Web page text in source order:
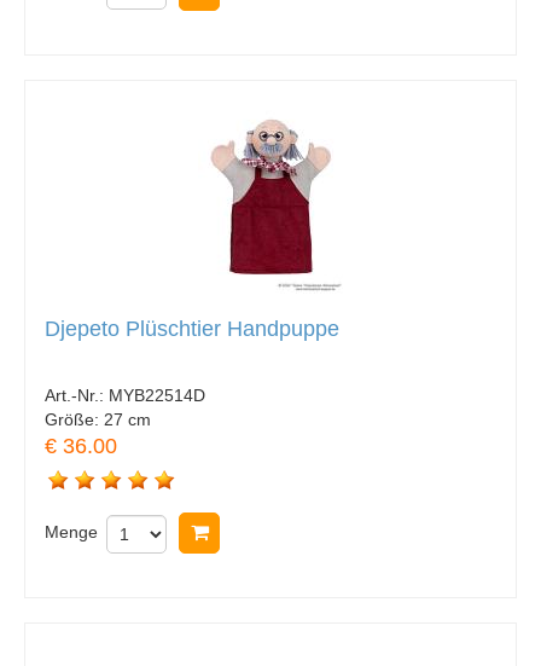
Djepeto Plüschtier Handpuppe
Art.-Nr.: MYB22514D
Größe: 27 cm
€ 36.00
Menge